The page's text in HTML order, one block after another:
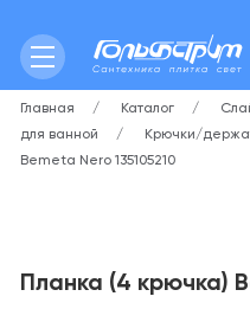
Главная Каталог
для ванной
Крючки/
Bemeta Nero 135105210
Планка (4 крючка)